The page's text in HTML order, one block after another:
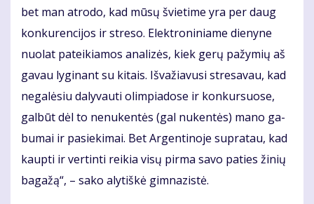
bet man at­ro­do, kad mū­sų švie­ti­me yra per daug
kon­ku­ren­ci­jos ir stre­so. Elek­tro­ni­nia­me die­ny­ne
nuo­lat pa­tei­kia­mos ana­li­zės, kiek ge­rų pa­žy­mių aš
ga­vau ly­gi­nant su ki­tais. Iš­va­žia­vu­si stre­sa­vau, kad
ne­ga­lė­siu da­ly­vau­ti olim­pia­do­se ir kon­kur­suo­se,
gal­būt dėl to ne­nu­ken­tės (gal nu­ken­tės) ma­no ga­
bu­mai ir pa­sie­ki­mai. Bet Ar­gen­ti­no­je su­pra­tau, kad
kaup­ti ir ver­tin­ti rei­kia vi­sų pir­ma sa­vo pa­ties ži­nių
ba­ga­žą“, – sa­ko aly­tiš­kė gim­na­zis­tė.